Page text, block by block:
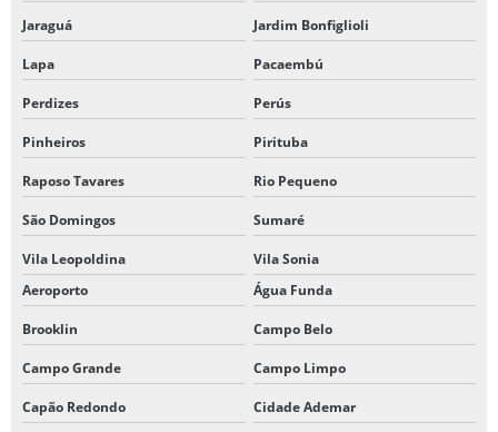
Jaraguá Jardim Bonfiglioli
Lapa Pacaembú
Perdizes Perús
Pinheiros Pirituba
Raposo Tavares Rio Pequeno
São Domingos Sumaré
Vila Leopoldina
Vila Sonia
Aeroporto
Água Funda
Brooklin Campo Belo
Campo Grande Campo Limpo
Capão Redondo Cidade Ademar